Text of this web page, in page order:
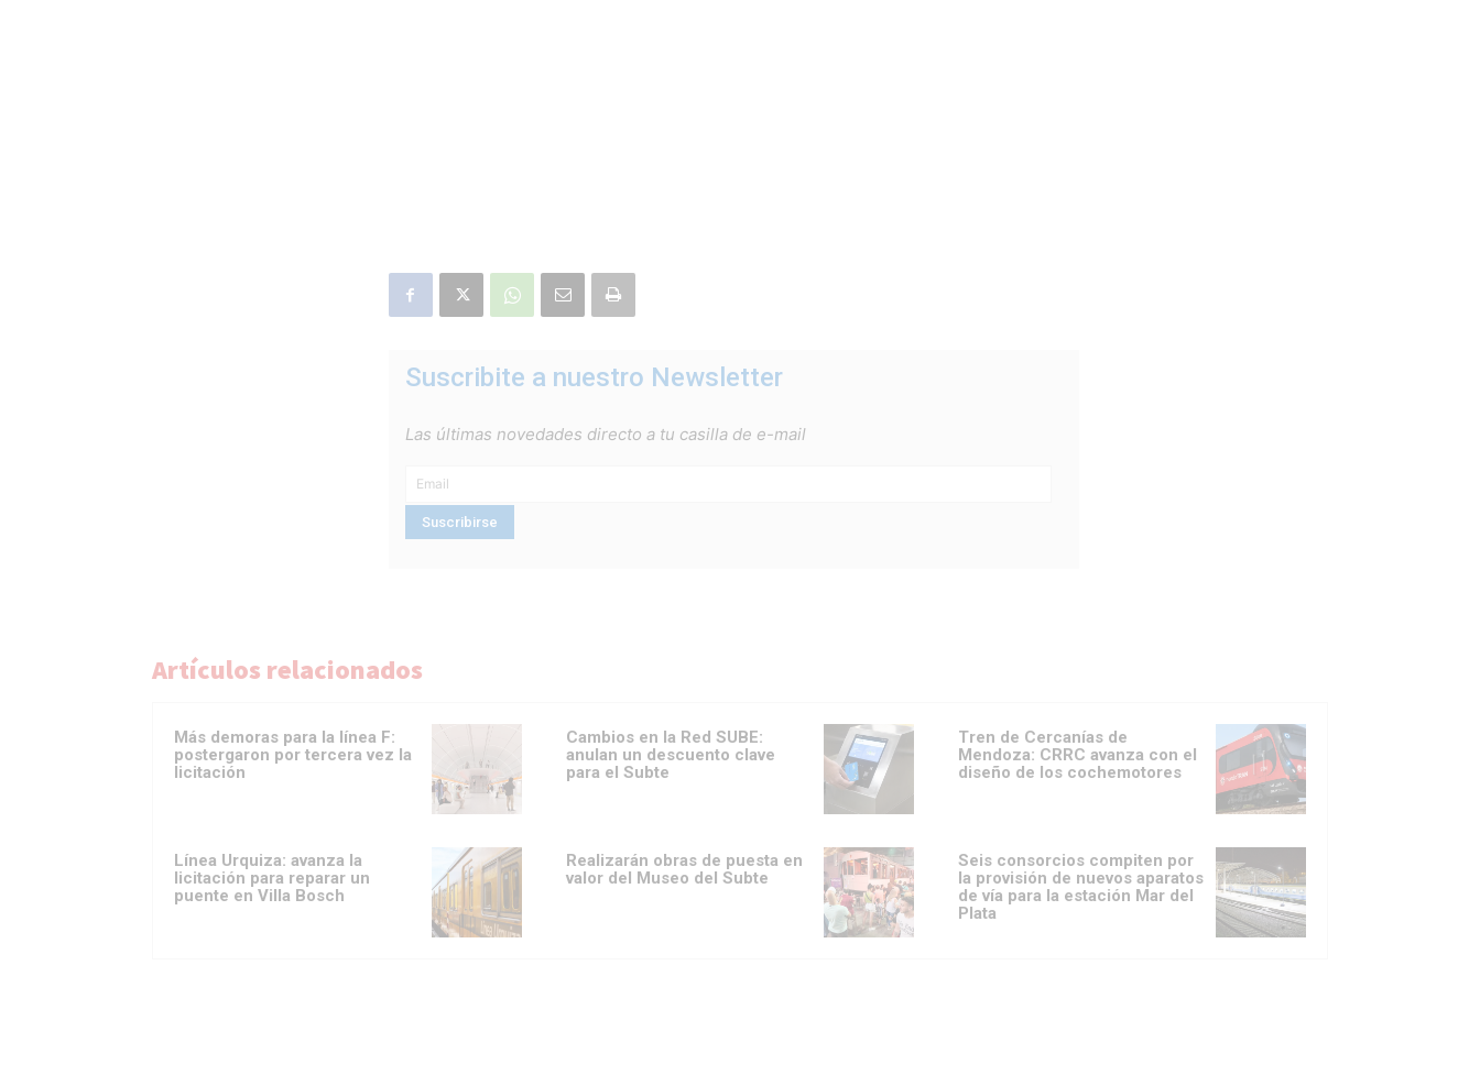
Suscribite a nuestro Newsletter
Las últimas novedades directo a tu casilla de e-mail
Artículos relacionados
Más demoras para la línea F:
postergaron por tercera vez la
licitación
Cambios en la Red SUBE:
anulan un descuento clave
para el Subte
Tren de Cercanías de
Mendoza: CRRC avanza con el
diseño de los cochemotores
Línea Urquiza: avanza la
licitación para reparar un
puente en Villa Bosch
Realizarán obras de puesta en
valor del Museo del Subte
Seis consorcios compiten por
la provisión de nuevos aparatos
de vía para la estación Mar del
Plata